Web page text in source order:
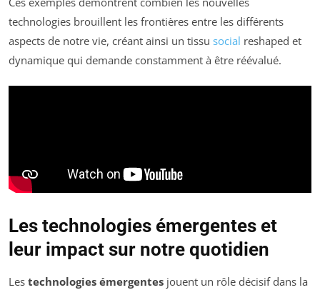
technologies brouillent les frontières entre les différents
aspects de notre vie, créant ainsi un tissu social reshaped et
dynamique qui demande constamment à être réévalué.
Les technologies émergentes et
leur impact sur notre quotidien
Les technologies émergentes jouent un rôle décisif dans la